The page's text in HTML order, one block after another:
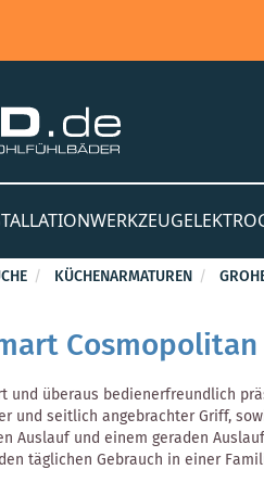
WERKZEUGELEKTRO
KÜCHENARMATUREN
und überaus bedienerfreundlich
und seitlich angebrachter Griff,
Auslauf und einem geraden
täglichen Gebrauch in einer